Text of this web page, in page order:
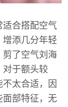
合搭配空气
添几分年轻
剪了空气刘海
对于额头较
太合适，因
面部特征，无